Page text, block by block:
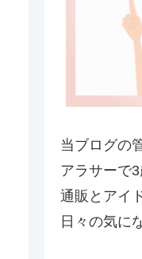
当ブログの
アラサーで
通販とアイ
日々の気に